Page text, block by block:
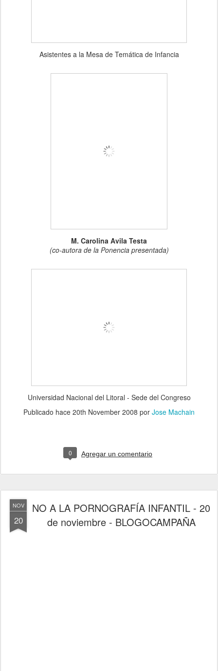
Asistentes a la Mesa de Temática de Infancia
M. Carolina Avila Testa
(co-autora de la Ponencia presentada)
Universidad Nacional del Litoral - Sede del Congreso
Publicado hace 20th November 2008 por Jose Machain
0 Agregar un comentario
NOV
20
NO A LA PORNOGRAFÍA INFANTIL - 20
de noviembre - BLOGOCAMPAÑA